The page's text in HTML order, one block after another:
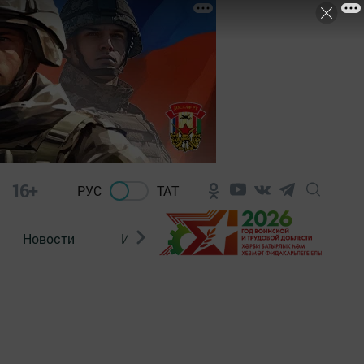
16+ РУС ТАТ
Новости Из зала суда